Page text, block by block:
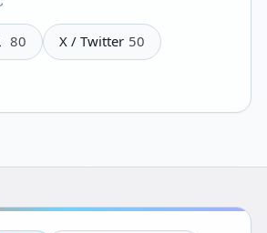
80 X / Twitter 50